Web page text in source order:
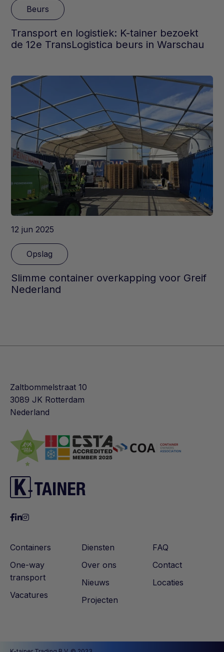
Beurs
Transport en logistiek: K-tainer bezoekt
de 12e TransLogistica beurs in Warschau
12 jun 2025
Opslag
Slimme container overkapping voor Greif
Nederland
Zaltbommelstraat 10
3089 JK Rotterdam
Nederland
Containers
One-way
transport
Vacatures
Diensten
Over ons
Nieuws
Projecten
FAQ
Contact
Locaties